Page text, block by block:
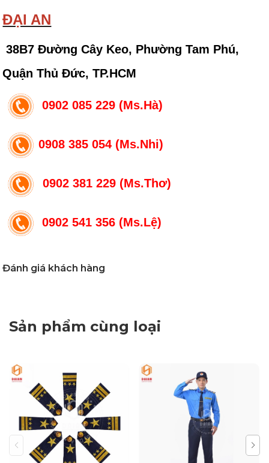
ĐẠI AN
38B7 Đường Cây Keo, Phường Tam Phú,
Quận Thủ Đức, TP.HCM
0902 085 229 (Ms.Hà)
0908 385 054 (Ms.Nhi)
0902 381 229 (Ms.Thơ)
0902 541 356 (Ms.Lệ)
Đánh giá khách hàng
Sản phẩm cùng loại